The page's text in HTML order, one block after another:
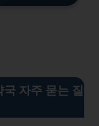
자주 묻는 질